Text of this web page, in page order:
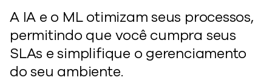
A IA e o ML otimizam seus processos,
permitindo que você cumpra seus
SLAs e simplifique o gerenciamento
do seu ambiente.